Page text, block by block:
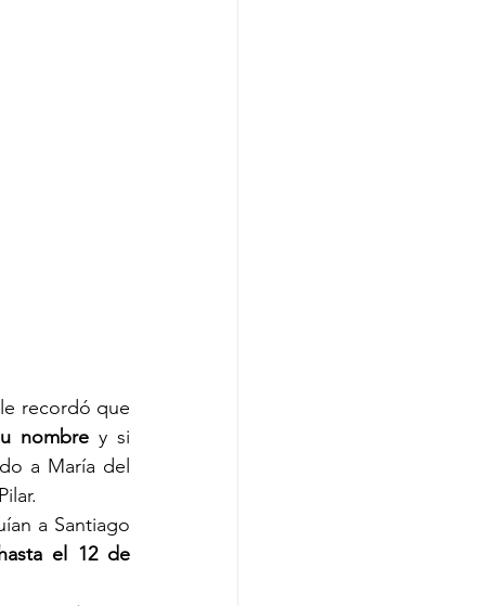
recordó que
nombre y si
a María del
a Santiago
el 12 de